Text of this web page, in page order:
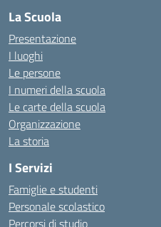
La Scuola
Presentazione
I luoghi
Le persone
I numeri della scuola
Le carte della scuola
Organizzazione
La storia
I Servizi
Famiglie e studenti
Personale scolastico
Percorsi di studio